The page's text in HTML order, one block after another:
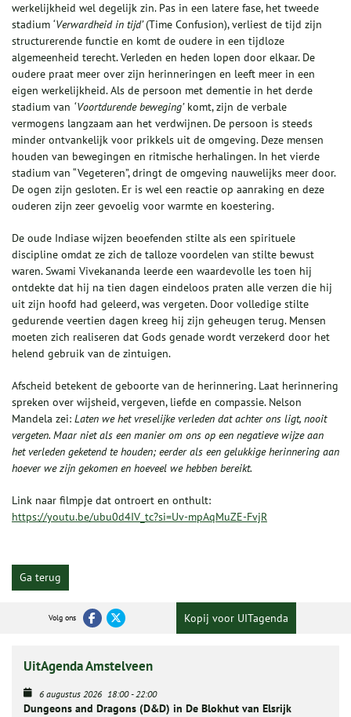
werkelijkheid wel degelijk zin. Pas in een latere fase, het tweede
stadium ‘Verwardheid in tijd’(Time Confusion), verliest de tijd zijn
structurerende functie en komt de oudere in een tijdloze
algemeenheid terecht. Verleden en heden lopen door elkaar. De
oudere praat meer over zijn herinneringen en leeft meer in een
eigen werkelijkheid. Als de persoon met dementie in het derde
stadium van ‘Voortdurende beweging’komt, zijn de verbale
vermogens langzaam aan het verdwijnen. De persoon is steeds
minder ontvankelijk voor prikkels uit de omgeving. Deze mensen
houden van bewegingen en ritmische herhalingen. In het vierde
stadium van “Vegeteren”, dringt de omgeving nauwelijks meer door.
De ogen zijn gesloten. Er is wel een reactie op aanraking en deze
ouderen zijn zeer gevoelig voor warmte en koestering.
De oude Indiase wijzen beoefenden stilte als een spirituele
discipline omdat ze zich de talloze voordelen van stilte bewust
waren. Swami Vivekananda leerde een waardevolle les toen hij
ontdekte dat hij na tien dagen eindeloos praten alle verzen die hij
uit zijn hoofd had geleerd, was vergeten. Door volledige stilte
gedurende veertien dagen kreeg hij zijn geheugen terug. Mensen
moeten zich realiseren dat Gods genade wordt verzekerd door het
helend gebruik van de zintuigen.
Afscheid betekent de geboorte van de herinnering. Laat herinnering
spreken over wijsheid, vergeven, liefde en compassie. Nelson
Mandela zei: Laten we het vreselijke verleden dat achter ons ligt, nooit
vergeten. Maar niet als een manier om ons op een negatieve wijze aan
het verleden geketend te houden; eerder als een gelukkige herinnering aan
hoever we zijn gekomen en hoeveel we hebben bereikt.
Link naar filmpje dat ontroert en onthult:
https://youtu.be/ubu0d4IV_tc?si=Uv-mpAqMuZE-FvjR
Ga terug
Volg ons Kopij voor UITagenda
UitAgenda Amstelveen
6 augustus 2026 18:00-22:00
Dungeons and Dragons (D&D) in De Blokhut van Elsrijk